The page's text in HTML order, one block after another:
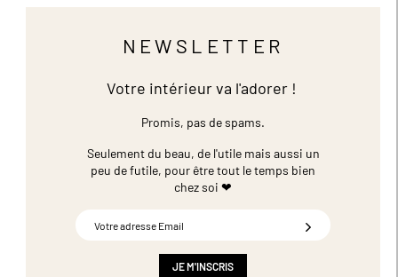
NEWSLETTER
Votre intérieur va l'adorer !
Promis, pas de spams.
Seulement du beau, de l'utile mais aussi un
peu de futile, pour être tout le temps bien
chez soi ❤
JE M'INSCRIS